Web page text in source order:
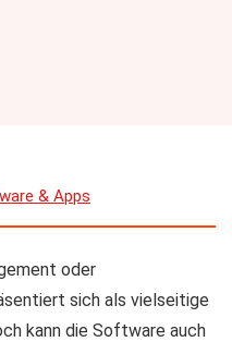
& Apps
oder
sich als vielseitige
kann die Software auch